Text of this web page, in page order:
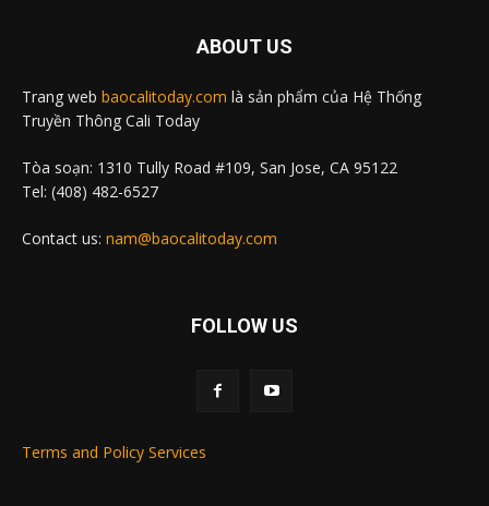
ABOUT US
Trang web baocalitoday.com là sản phẩm của Hệ Thống
Truyền Thông Cali Today
Tòa soạn: 1310 Tully Road #109, San Jose, CA 95122
Tel: (408) 482-6527
Contact us: nam@baocalitoday.com
FOLLOW US
Terms and Policy Services